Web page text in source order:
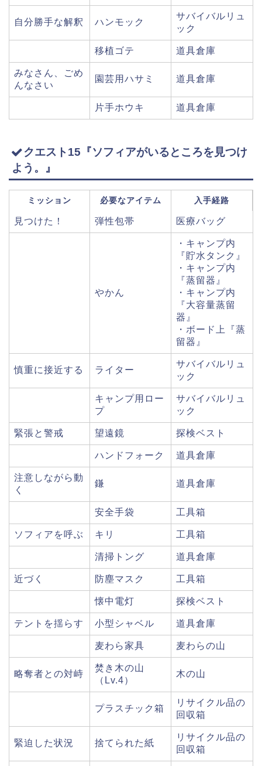
自分勝手な解釈 ハンモック
サバイバルリュ
ック
移植ゴテ 道具倉庫
みなさん、ごめ
んなさい
園芸用ハサミ 道具倉庫
片手ホウキ 道具倉庫
クエスト15『ソフィアがいるところを見つけ
よう。』
ミッション 必要なアイテム 入手経路
見つけた！ 弾性包帯 医療バッグ
やかん
・キャンプ内
『貯水タンク』
・キャンプ内
『蒸留器』
・キャンプ内
『大容量蒸留
器』
・ボード上『蒸
留器』
慎重に接近する ライター
サバイバルリュ
ック
キャンプ用ロー
プ
サバイバルリュ
ック
緊張と警戒 望遠鏡 探検ベスト
ハンドフォーク 道具倉庫
注意しながら動
く
鎌 道具倉庫
安全手袋 工具箱
ソフィアを呼ぶ キリ 工具箱
清掃トング 道具倉庫
近づく 防塵マスク 工具箱
懐中電灯 探検ベスト
テントを揺らす 小型シャベル 道具倉庫
麦わら家具 麦わらの山
略奪者との対峙
焚き木の山
（Lv.4）
木の山
プラスチック箱
リサイクル品の
回収箱
緊迫した状況 捨てられた紙
リサイクル品の
回収箱